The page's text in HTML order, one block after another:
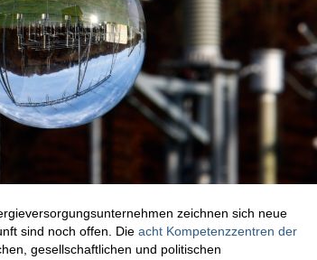
zeichnen sich neue
sind noch offen. Die acht Kompetenzzentren der
gesellschaftlichen und politischen